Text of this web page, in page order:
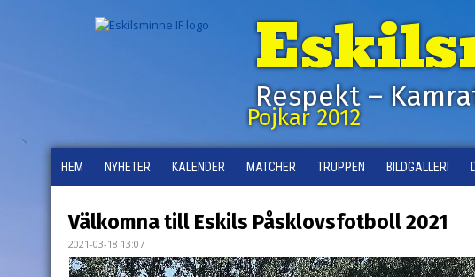
Respekt –
Pojkar 2012
HEM NYHETER KALENDER MATCHER TRUPPEN BILDGALLERI
Välkomna till Eskils Påsklovsfotboll 2021
2021-03-18 13:07